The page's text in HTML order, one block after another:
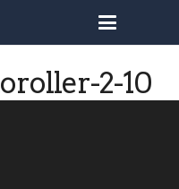
2-10